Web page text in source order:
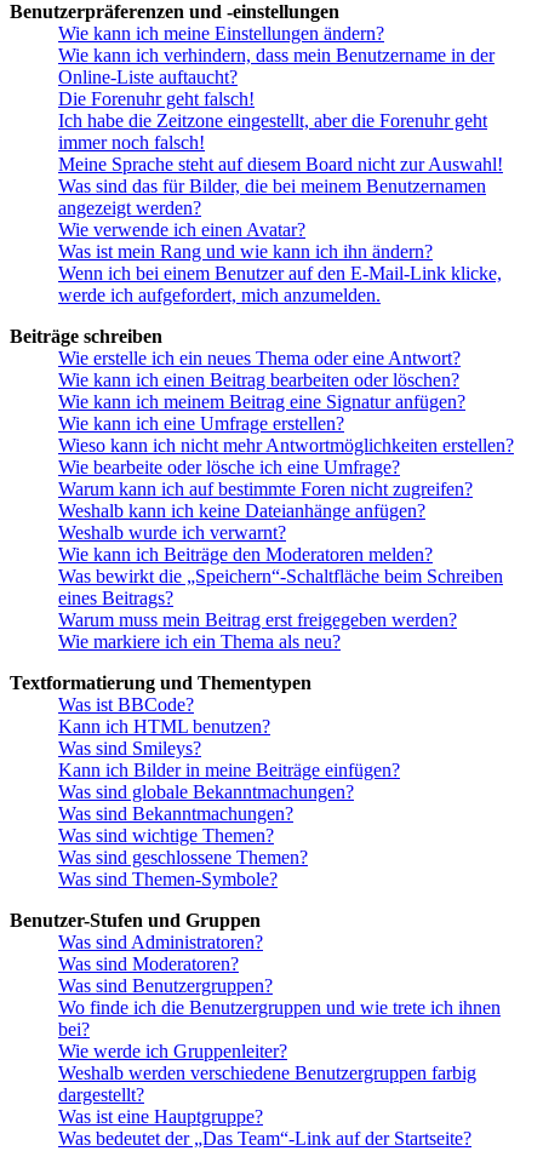
Benutzerpräferenzen und -einstellungen
Wie kann ich meine Einstellungen ändern?
Wie kann ich verhindern, dass mein Benutzername in der
Online-Liste auftaucht?
Die Forenuhr geht falsch!
Ich habe die Zeitzone eingestellt, aber die Forenuhr geht
immer noch falsch!
Meine Sprache steht auf diesem Board nicht zur Auswahl!
Was sind das für Bilder, die bei meinem Benutzernamen
angezeigt werden?
Wie verwende ich einen Avatar?
Was ist mein Rang und wie kann ich ihn ändern?
Wenn ich bei einem Benutzer auf den E-Mail-Link klicke,
werde ich aufgefordert, mich anzumelden.
Beiträge schreiben
Wie erstelle ich ein neues Thema oder eine Antwort?
Wie kann ich einen Beitrag bearbeiten oder löschen?
Wie kann ich meinem Beitrag eine Signatur anfügen?
Wie kann ich eine Umfrage erstellen?
Wieso kann ich nicht mehr Antwortmöglichkeiten erstellen?
Wie bearbeite oder lösche ich eine Umfrage?
Warum kann ich auf bestimmte Foren nicht zugreifen?
Weshalb kann ich keine Dateianhänge anfügen?
Weshalb wurde ich verwarnt?
Wie kann ich Beiträge den Moderatoren melden?
Was bewirkt die „Speichern“-Schaltfläche beim Schreiben
eines Beitrags?
Warum muss mein Beitrag erst freigegeben werden?
Wie markiere ich ein Thema als neu?
Textformatierung und Thementypen
Was ist BBCode?
Kann ich HTML benutzen?
Was sind Smileys?
Kann ich Bilder in meine Beiträge einfügen?
Was sind globale Bekanntmachungen?
Was sind Bekanntmachungen?
Was sind wichtige Themen?
Was sind geschlossene Themen?
Was sind Themen-Symbole?
Benutzer-Stufen und Gruppen
Was sind Administratoren?
Was sind Moderatoren?
Was sind Benutzergruppen?
Wo finde ich die Benutzergruppen und wie trete ich ihnen
bei?
Wie werde ich Gruppenleiter?
Weshalb werden verschiedene Benutzergruppen farbig
dargestellt?
Was ist eine Hauptgruppe?
Was bedeutet der „Das Team“-Link auf der Startseite?